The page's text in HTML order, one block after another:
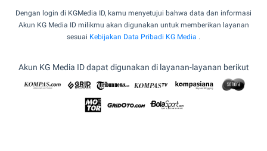
Dengan login di KGMedia ID, kamu menyetujui bahwa data dan informasi
Akun KG Media ID milikmu akan digunakan untuk memberikan layanan
sesuai Kebijakan Data Pribadi KG Media .
Akun KG Media ID dapat digunakan di layanan-layanan berikut